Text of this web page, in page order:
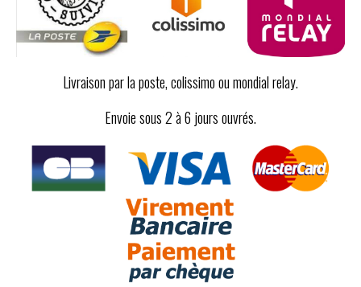
Livraison par la poste, colissimo ou mondial relay.
Envoie sous 2 à 6 jours ouvrés.